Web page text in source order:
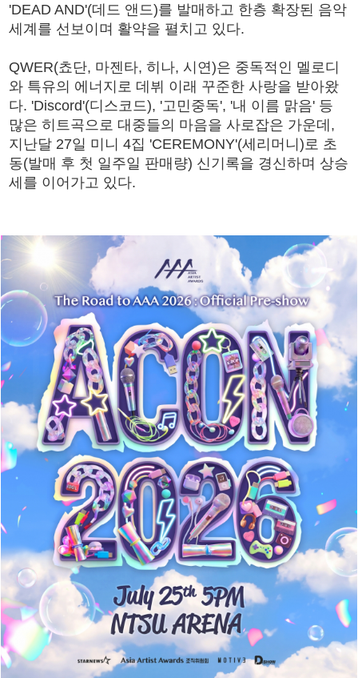
'DEAD AND'(데드 앤드)를 발매하고 한층 확장된 음악
세계를 선보이며 활약을 펼치고 있다.
QWER(쵸단, 마젠타, 히나, 시연)은 중독적인 멜로디
와 특유의 에너지로 데뷔 이래 꾸준한 사랑을 받아왔
다. 'Discord'(디스코드), '고민중독', '내 이름 맑음' 등
많은 히트곡으로 대중들의 마음을 사로잡은 가운데,
지난달 27일 미니 4집 'CEREMONY'(세리머니)로 초
동(발매 후 첫 일주일 판매량) 신기록을 경신하며 상승
세를 이어가고 있다.